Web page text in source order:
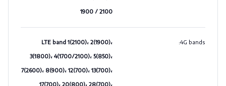
1900 / 2100
4G bands
:
LTE band 1(2100)، 2(1900)،
3(1800)، 4(1700/2100)، 5(850)،
7(2600)، 8(900)، 12(700)، 13(700)،